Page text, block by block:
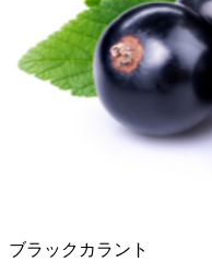
ブラックカラント